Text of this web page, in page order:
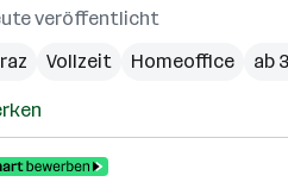
veröffentlicht
Vollzeit Homeoffice ab